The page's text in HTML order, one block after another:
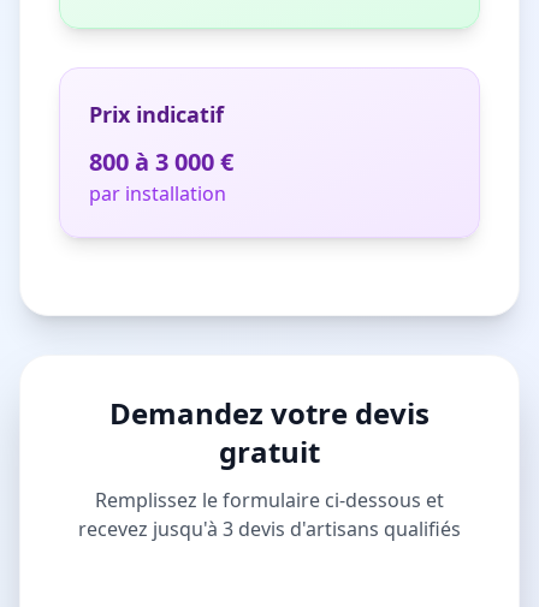
Prix indicatif
800 à 3 000 €
par installation
Demandez votre devis
gratuit
Remplissez le formulaire ci-dessous et
recevez jusqu'à 3 devis d'artisans qualifiés